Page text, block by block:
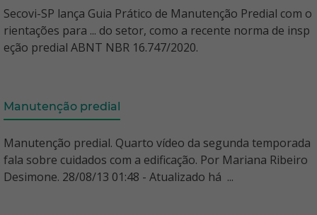
Secovi-SP lança Guia Prático de Manutenção Predial com o
rientações para ... do setor, como a recente norma de insp
eção predial ABNT NBR 16.747/2020.
Manutenção predial
Manutenção predial. Quarto vídeo da segunda temporada
fala sobre cuidados com a edificação. Por Mariana Ribeiro
Desimone. 28/08/13 01:48 - Atualizado há ...